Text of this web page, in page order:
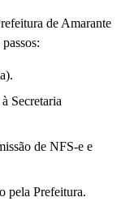
de Amarante
Secretaria
de NFS-e e
pela Prefeitura.